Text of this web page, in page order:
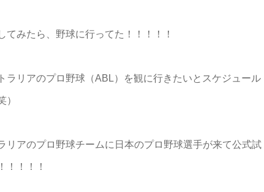
みたら、野球に行ってた！！！！！
ラリアのプロ野球（ABL）を観に行きたいとスケジュール
）
リアのプロ野球チームに日本のプロ野球選手が来て公式試
！！！！